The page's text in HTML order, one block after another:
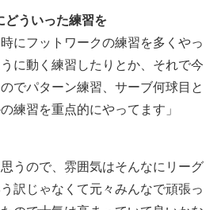
ういった練習を
にフットワークの練習を多くやっ
に動く練習したりとか、それで今
でパターン練習、サーブ何球目と
練習を重点的にやってます」
うので、雰囲気はそんなにリーグ
訳じゃなくて元々みんなで頑張っ